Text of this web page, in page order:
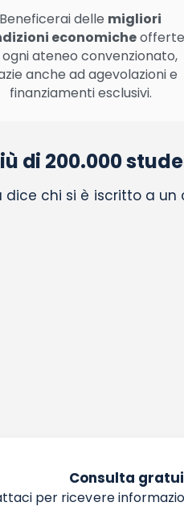
Beneficerai delle migliori
economicheofferte
ateneo convenzionato,
anche ad agevolazioni e
finanziamenti esclusivi.
di 200.000
dice chi si è iscritto a
Consulta
per ricevere